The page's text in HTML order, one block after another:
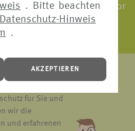
. Bitte beachten
Datenschutz-Hinweis
.
AKZEPTIEREN
können jederzeit vor
für Sie und
wir die
und erfahrenen